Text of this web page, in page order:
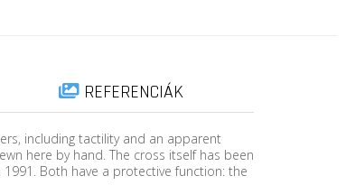
REFERENCIÁK
including tactility and an apparent
here by hand. The cross itself has been
Both have a protective function: the